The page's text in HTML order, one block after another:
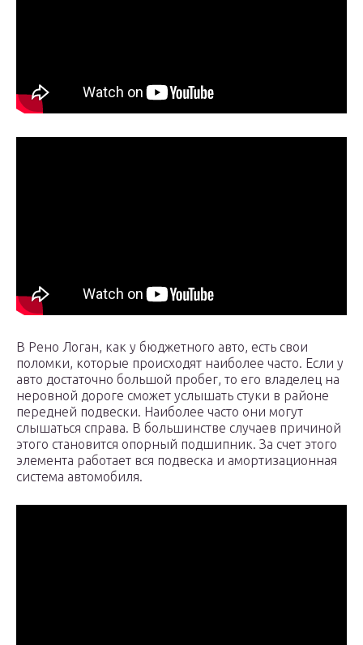
В Рено Логан, как у бюджетного авто, есть свои
поломки, которые происходят наиболее часто. Если у
авто достаточно большой пробег, то его владелец на
неровной дороге сможет услышать стуки в районе
передней подвески. Наиболее часто они могут
слышаться справа. В большинстве случаев причиной
этого становится опорный подшипник. За счет этого
элемента работает вся подвеска и амортизационная
система автомобиля.